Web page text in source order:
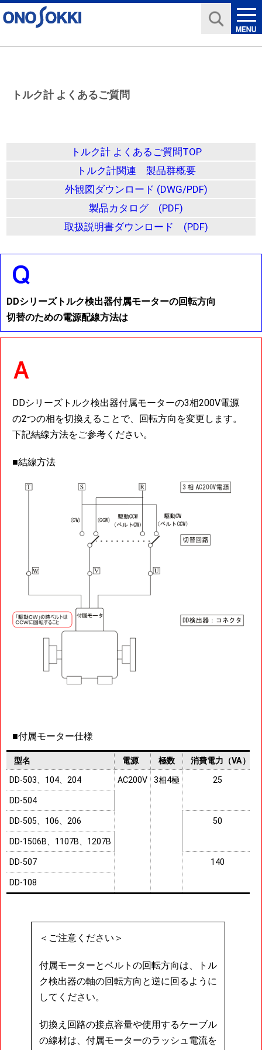
トルク計 よくあるご質問
トルク計 よくあるご質問TOP
トルク計関連 製品群概要
外観図ダウンロード (DWG/PDF)
製品カタログ (PDF)
取扱説明書ダウンロード (PDF)
DDシリーズトルク検出器付属モーターの回転方向
切替のための電源配線方法は
DDシリーズトルク検出器付属モーターの3相200V電源
の2つの相を切換えることで、回転方向を変更します。
下記結線方法をご参考ください。
■結線方法
■付属モーター仕様
型名 電源 極数 消費電力（VA）
DD-503、104、204 AC200V 3相4極 25
DD-504
DD-505、106、206 50
DD-1506B、1107B、1207B
DD-507 140
DD-108
＜ご注意ください＞
付属モーターとベルトの回転方向は、トル
ク検出器の軸の回転方向と逆に回るように
してください。
切換え回路の接点容量や使用するケーブル
の線材は、付属モーターのラッシュ電流を